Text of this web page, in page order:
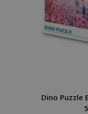
Dino Puzzle